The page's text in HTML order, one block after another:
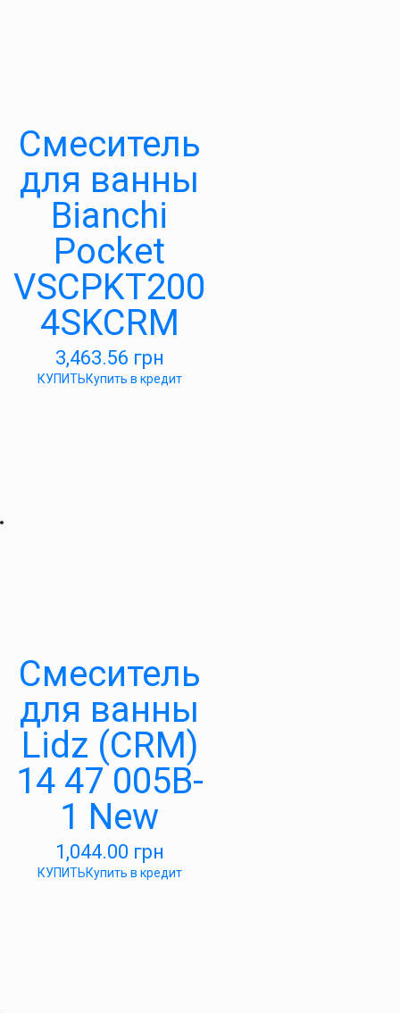
Смеситель
для ванны
Bianchi
Pocket
VSCPKT200
4SKCRM
3,463.56 грн
КУПИТЬКупить в кредит
Смеситель
для ванны
Lidz (CRM)
14 47 005B-
1 New
1,044.00 грн
КУПИТЬКупить в кредит